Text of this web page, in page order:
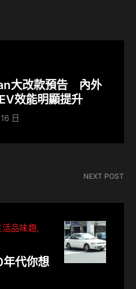
大改款預告 內外
效能明顯提升
日
NEXT POST
活品味趣
代你想